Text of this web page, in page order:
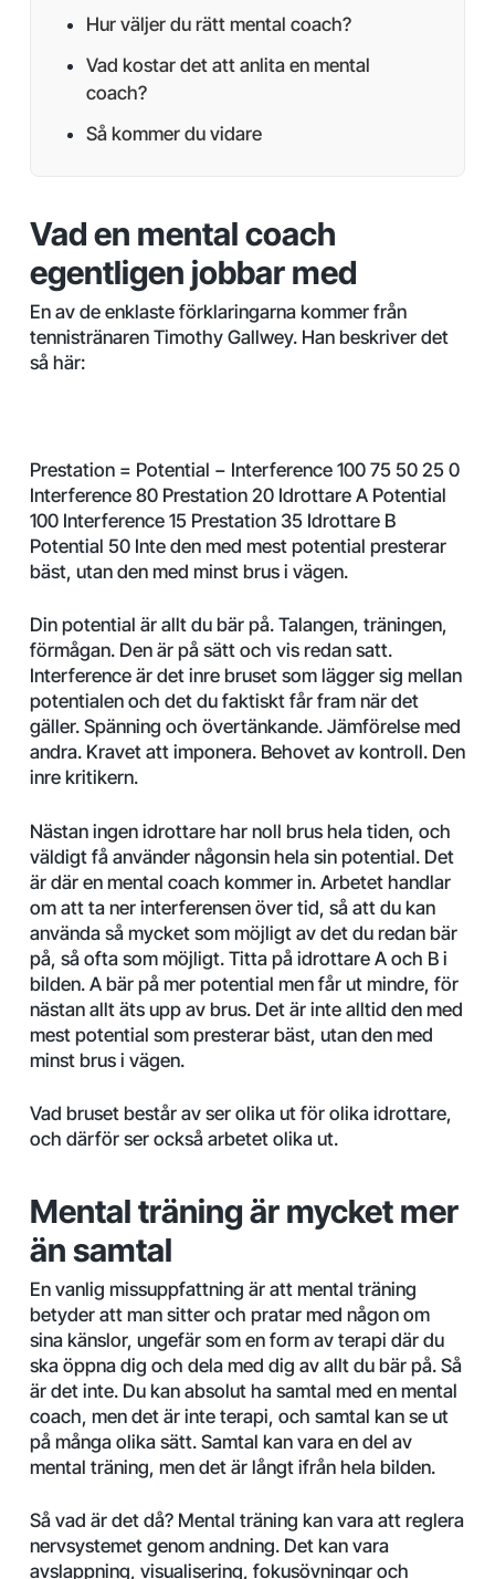
Hur väljer du rätt mental coach?
Vad kostar det att anlita en mental
coach?
Så kommer du vidare
Vad en mental coach
egentligen jobbar med
En av de enklaste förklaringarna kommer från
tennistränaren Timothy Gallwey. Han beskriver det
så här:
Prestation = Potential − Interference 100 75 50 25 0
Interference 80 Prestation 20 Idrottare A Potential
100 Interference 15 Prestation 35 Idrottare B
Potential 50 Inte den med mest potential presterar
bäst, utan den med minst brus i vägen.
Din potential är allt du bär på. Talangen, träningen,
förmågan. Den är på sätt och vis redan satt.
Interference är det inre bruset som lägger sig mellan
potentialen och det du faktiskt får fram när det
gäller. Spänning och övertänkande. Jämförelse med
andra. Kravet att imponera. Behovet av kontroll. Den
inre kritikern.
Nästan ingen idrottare har noll brus hela tiden, och
väldigt få använder någonsin hela sin potential. Det
är där en mental coach kommer in. Arbetet handlar
om att ta ner interferensen över tid, så att du kan
använda så mycket som möjligt av det du redan bär
på, så ofta som möjligt. Titta på idrottare A och B i
bilden. A bär på mer potential men får ut mindre, för
nästan allt äts upp av brus. Det är inte alltid den med
mest potential som presterar bäst, utan den med
minst brus i vägen.
Vad bruset består av ser olika ut för olika idrottare,
och därför ser också arbetet olika ut.
Mental träning är mycket mer
än samtal
En vanlig missuppfattning är att mental träning
betyder att man sitter och pratar med någon om
sina känslor, ungefär som en form av terapi där du
ska öppna dig och dela med dig av allt du bär på. Så
är det inte. Du kan absolut ha samtal med en mental
coach, men det är inte terapi, och samtal kan se ut
på många olika sätt. Samtal kan vara en del av
mental träning, men det är långt ifrån hela bilden.
Så vad är det då? Mental träning kan vara att reglera
nervsystemet genom andning. Det kan vara
avslappning, visualisering, fokusövningar och